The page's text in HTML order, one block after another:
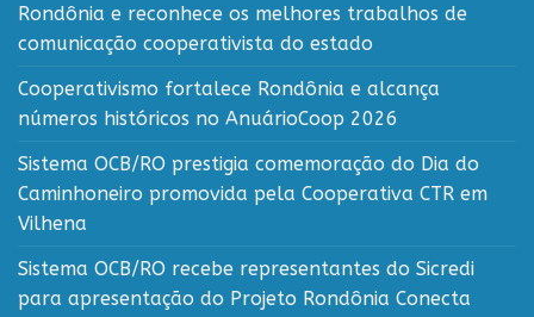
Rondônia e reconhece os melhores trabalhos de
comunicação cooperativista do estado
Cooperativismo fortalece Rondônia e alcança
números históricos no AnuárioCoop 2026
Sistema OCB/RO prestigia comemoração do Dia do
Caminhoneiro promovida pela Cooperativa CTR em
Vilhena
Sistema OCB/RO recebe representantes do Sicredi
para apresentação do Projeto Rondônia Conecta